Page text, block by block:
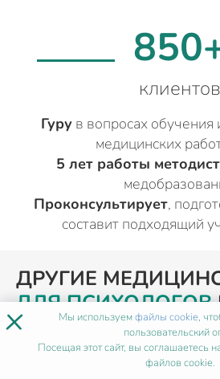
клиентов
Гуру в вопросах обучения
медицинских
5 лет работы
Проконсультирует,
составит подходящий
ДРУГИЕ
ДЛЯ ПСИХОЛОГОВ
ПОХОЖИЕ
× Мы используемфайлы cookie,
пользовательский
Посещая этот сайт, вы соглашаетесь
файлов cookie.